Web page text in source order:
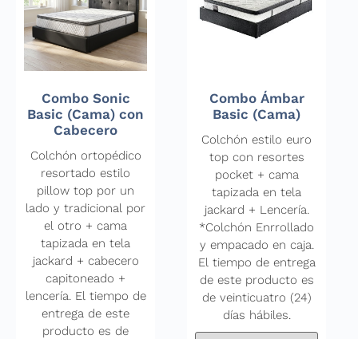
Combo Sonic
Basic (Cama) con
Cabecero
Colchón ortopédico
resortado estilo
pillow top por un
lado y tradicional por
el otro + cama
tapizada en tela
jackard + cabecero
capitoneado +
lencería. El tiempo de
entrega de este
producto es de
Combo Ámbar
Basic (Cama)
Colchón estilo euro
top con resortes
pocket + cama
tapizada en tela
jackard + Lencería.
*Colchón Enrrollado
y empacado en caja.
El tiempo de entrega
de este producto es
de veinticuatro (24)
días hábiles.